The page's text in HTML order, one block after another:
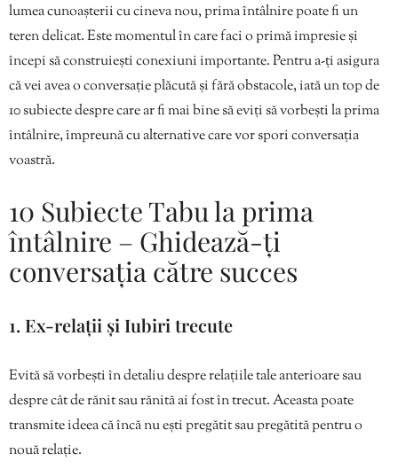
lumea cunoașterii cu cineva nou, prima întâlnire poate fi un
teren delicat. Este momentul în care faci o primă impresie și
începi să construiești conexiuni importante. Pentru a-ți asigura
că vei avea o conversație plăcută și fără obstacole, iată un top de
10 subiecte despre care ar fi mai bine să eviți să vorbești la prima
întâlnire, împreună cu alternative care vor spori conversația
voastră.
10 Subiecte Tabu la prima
întâlnire – Ghidează-ți
conversația către succes
1. Ex-relații și Iubiri trecute
Evită să vorbești în detaliu despre relațiile tale anterioare sau
despre cât de rănit sau rănită ai fost în trecut. Aceasta poate
transmite ideea că încă nu ești pregătit sau pregătită pentru o
nouă relație.